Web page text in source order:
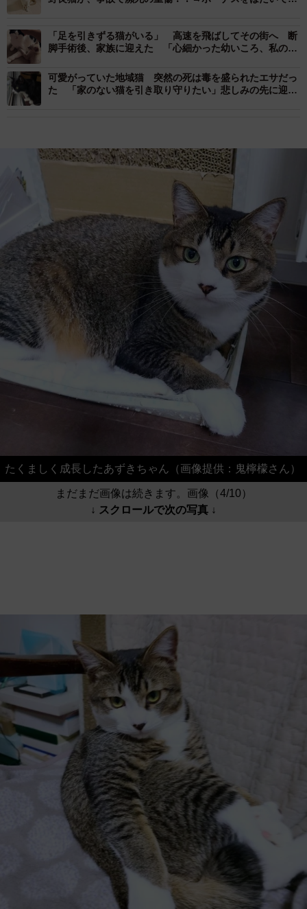
「足を引きずる猫がいる」 高速を飛ばしてその街へ 断
脚手術後、家族に迎えた 「心細かった幼いころ、私のそ
可愛がっていた地域猫 突然の死は毒を盛られたエサだっ
た 「家のない猫を引き取り守りたい」悲しみの先に迎え
たくましく成長したあずきちゃん（画像提供：鬼檸檬さん）
まだまだ画像は続きます。画像（4/10）
↓ スクロールで次の写真 ↓